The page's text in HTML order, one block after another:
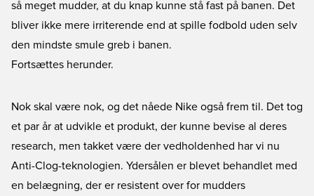
så meget mudder, at du knap kunne stå fast på banen. Det
bliver ikke mere irriterende end at spille fodbold uden selv
den mindste smule greb i banen.
Fortsættes herunder.
Nok skal være nok, og det nåede Nike også frem til. Det tog
et par år at udvikle et produkt, der kunne bevise al deres
research, men takket være der vedholdenhed har vi nu
Anti-Clog-teknologien. Ydersålen er blevet behandlet med
en belægning, der er resistent over for mudders